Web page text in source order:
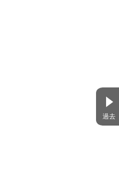
過去